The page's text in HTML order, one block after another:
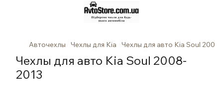
Авточехлы Чехлы для Kia Чехлы для авто Kia Soul
Чехлы для авто Kia Soul 2008-
2013